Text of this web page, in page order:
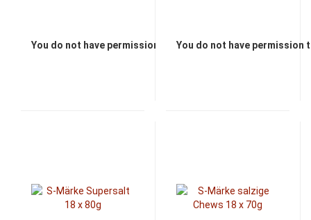
You do not have permission to view the prices
You do not have permission